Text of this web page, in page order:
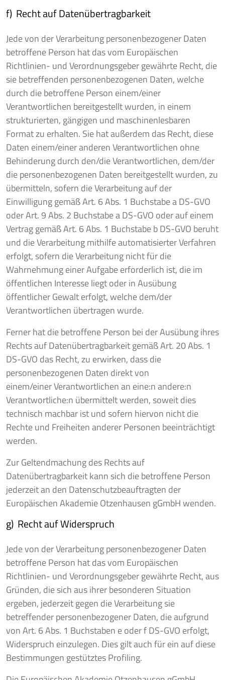
f) Recht auf Datenübertragbarkeit
Jede von der Verarbeitung personenbezogener Daten
betroffene Person hat das vom Europäischen
Richtlinien- und Verordnungsgeber gewährte Recht, die
sie betreffenden personenbezogenen Daten, welche
durch die betroffene Person einem/einer
Verantwortlichen bereitgestellt wurden, in einem
strukturierten, gängigen und maschinenlesbaren
Format zu erhalten. Sie hat außerdem das Recht, diese
Daten einem/einer anderen Verantwortlichen ohne
Behinderung durch den/die Verantwortlichen, dem/der
die personenbezogenen Daten bereitgestellt wurden, zu
übermitteln, sofern die Verarbeitung auf der
Einwilligung gemäß Art. 6 Abs. 1 Buchstabe a DS-GVO
oder Art. 9 Abs. 2 Buchstabe a DS-GVO oder auf einem
Vertrag gemäß Art. 6 Abs. 1 Buchstabe b DS-GVO beruht
und die Verarbeitung mithilfe automatisierter Verfahren
erfolgt, sofern die Verarbeitung nicht für die
Wahrnehmung einer Aufgabe erforderlich ist, die im
öffentlichen Interesse liegt oder in Ausübung
öffentlicher Gewalt erfolgt, welche dem/der
Verantwortlichen übertragen wurde.
Ferner hat die betroffene Person bei der Ausübung ihres
Rechts auf Datenübertragbarkeit gemäß Art. 20 Abs. 1
DS-GVO das Recht, zu erwirken, dass die
personenbezogenen Daten direkt von
einem/einer Verantwortlichen an eine:n andere:n
Verantwortliche:n übermittelt werden, soweit dies
technisch machbar ist und sofern hiervon nicht die
Rechte und Freiheiten anderer Personen beeinträchtigt
werden.
Zur Geltendmachung des Rechts auf
Datenübertragbarkeit kann sich die betroffene Person
jederzeit an den Datenschutzbeauftragten der
Europäischen Akademie Otzenhausen gGmbH wenden.
g) Recht auf Widerspruch
Jede von der Verarbeitung personenbezogener Daten
betroffene Person hat das vom Europäischen
Richtlinien- und Verordnungsgeber gewährte Recht, aus
Gründen, die sich aus ihrer besonderen Situation
ergeben, jederzeit gegen die Verarbeitung sie
betreffender personenbezogener Daten, die aufgrund
von Art. 6 Abs. 1 Buchstaben e oder f DS-GVO erfolgt,
Widerspruch einzulegen. Dies gilt auch für ein auf diese
Bestimmungen gestütztes Profiling.